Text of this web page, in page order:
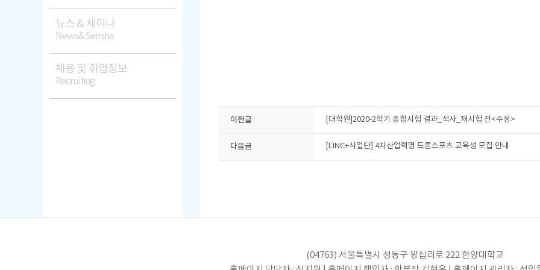
뉴스 & 세미나
News&Semina
채용 및 취업정보
Recruiting
이전글 [대학원]2020-2학기 종합시험 결과_석사_재시험 전<수정>
다음글 [LINC+사업단] 4차산업혁명 드론스포츠 교육생 모집 안내
(04763) 서울특별시 성동구 왕십리로 222 한양대학교